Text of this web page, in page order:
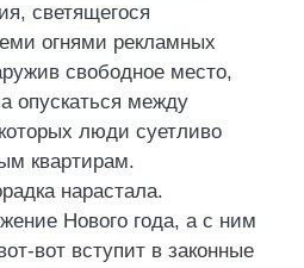
светящегося
огнями рекламных
свободное место,
опускаться между
люди суетливо
квартирам.
нарастала.
Нового года, а с ним
вот вступит в законные